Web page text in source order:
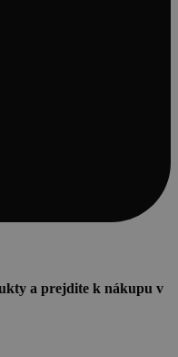
a prejdite k nákupu v